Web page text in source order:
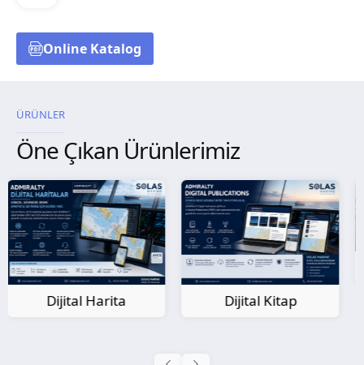
Online Katalog
ÜRÜNLER
Öne Çıkan Ürünlerimiz
Dijital Kitap
Kağıt Harita